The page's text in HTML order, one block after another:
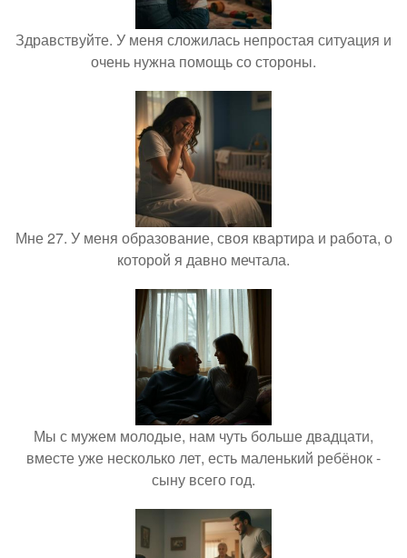
Здравствуйте. У меня сложилась непростая ситуация и
очень нужна помощь со стороны.
Мне 27. У меня образование, своя квартира и работа, о
которой я давно мечтала.
Мы с мужем молодые, нам чуть больше двадцати,
вместе уже несколько лет, есть маленький ребёнок -
сыну всего год.